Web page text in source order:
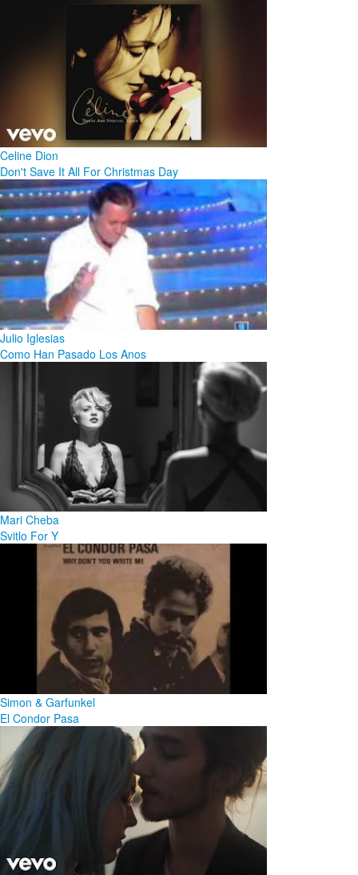
Celine Dion
Don't Save It All For Christmas Day
Julio Iglesias
Como Han Pasado Los Anos
Mari Cheba
Svitlo For Y
Simon & Garfunkel
El Condor Pasa